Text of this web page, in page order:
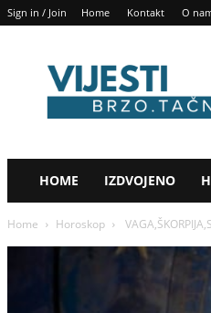
Sign in / Join Home Kontakt O
BIH
HOME IZDVOJENO
Home Horoskop